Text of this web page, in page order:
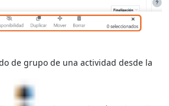
de grupo de una actividad desde la